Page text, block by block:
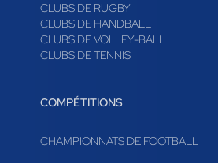
CLUBS DE RUGBY
CLUBS DE HANDBALL
CLUBS DE VOLLEY-BALL
CLUBS DE TENNIS
COMPÉTITIONS
CHAMPIONNATS DE FOOTBALL